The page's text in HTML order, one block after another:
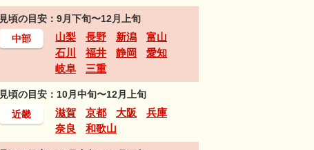
見頃の目安：9月下旬〜12月上旬
中部
山梨 長野 新潟
富山
石川
福井 静岡
愛知
岐阜
三重
見頃の目安：10月中旬〜12月上旬
近畿
滋賀 京都 大阪
兵庫
奈良
和歌山